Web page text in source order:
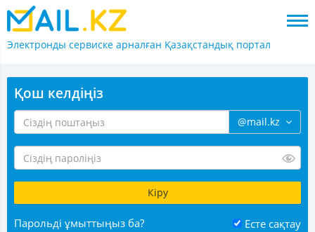
Электронды сервиске арналған Қазақстандық портал
Қош келдіңіз
@mail.kz
Парольді ұмыттыңыз ба? Есте сақтау